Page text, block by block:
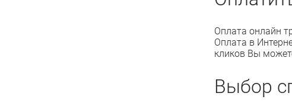
Оплата онлайн
Оплата в
кликов Вы
Выбор